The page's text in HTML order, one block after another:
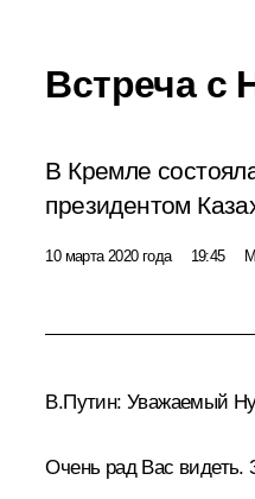
Встреча с
В Кремле
президентом
10 марта 2020 года 19:45
В.Путин: Уважаемый
Очень рад Вас видеть.